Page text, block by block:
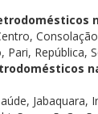
República,
Jabaquara,